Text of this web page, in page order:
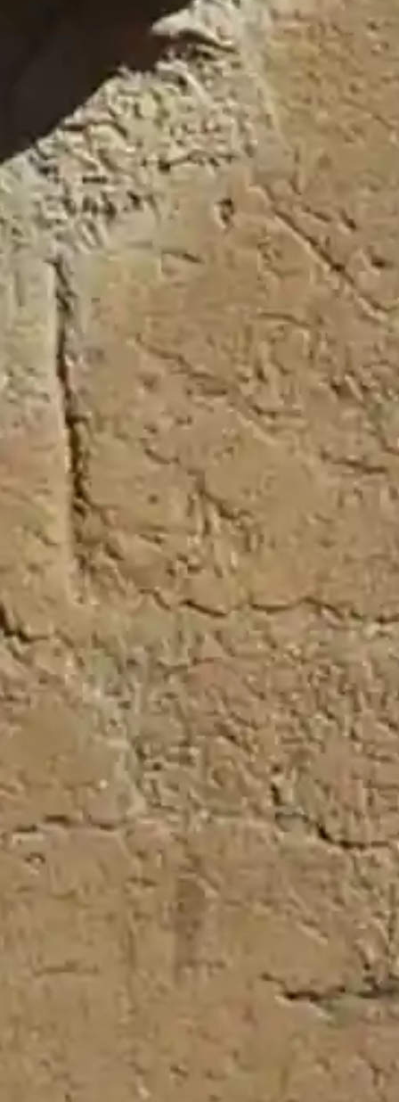
Tablón de Bandos 2019(2)
Tablón de Bandos 2020(2)
Tablón de Bandos 2021(6)
Tablón de Bandos 2022(6)
Tablón de Bandos 2023(15)
Tablón de Bandos 2024(8)
Tablón de Bandos 2025(19)
Tablón de Bandos 2026 (9)
Pueblos Amigos
Casa de Uceda
Fuentelahiguera de Albatages
Valdenuño Fernández
Villaseca de Uceda
Viñuelas
Últimas Noticias
Guadalajara
Mallas de sombreo para mitigar el estrés térmico en
cultivos hortícolas
Ayuntamiento Toledo llama a la responsabilidad por
la posible concentración de público en el Valle el día
El Gobierno regional trabaja con agricultores y
ganaderos para evaluar los daños del incendio de La
Mierla y definir las ayudas
El Gobierno regional escucha al sector ganadero
para mejorar las ayudas preventivas frente a los
ataques de lobo
Globalcaja vuelve a respaldar la Tómbola de Cáritas,
que abre sus puertas con la mirada puesta en su
próximo 75º aniversario
El Ayuntamiento actúa en el arbolado de la Plaza de
San Agustín de Toledo y plantará tres nuevos
árboles
Castilla la Mancha
El imponente castillo de Guadalajara que reabre sus
puertas y podrá visitarse en agosto
Toledo | Más de 5.000 personas visitan la exposición
del ‘Mes de los Artistas Toledanos’
Toledo prevé que las mayores concentraciones de
personas por el eclipse serán en el Valle
Castilla-La Mancha vuelve a estar entre las regiones
Aumenta el precio medio del vino exportado por
Castilla-La Mancha